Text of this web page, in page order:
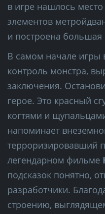
в игре нашлось
элементов
и построена большая
В самом начале игры
контроль монстра,
заключения.
герое. Это красный
когтями и
напоминает
терроризировавший
легендарном фильме
подсказок понятно,
разработчики.
строению,